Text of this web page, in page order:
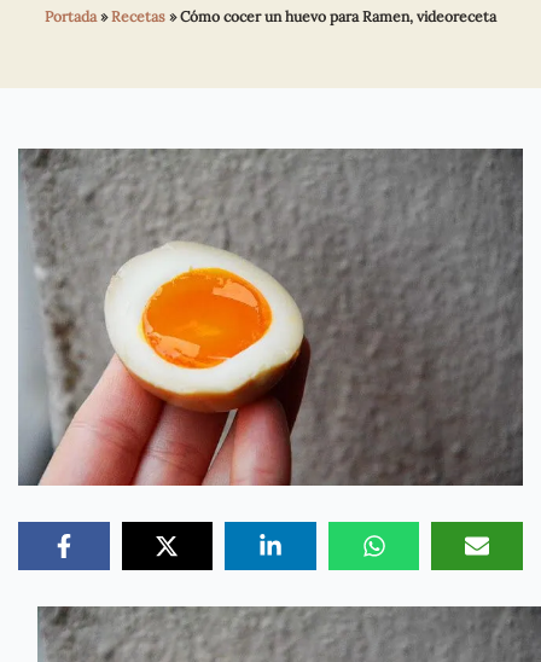
Portada»Recetas »Cómo cocer un huevo para Ramen, videoreceta